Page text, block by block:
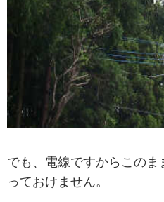
でも、電線ですからこの
っておけません。